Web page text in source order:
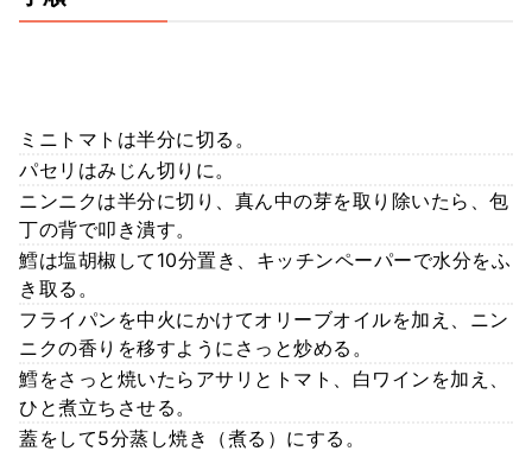
ミニトマトは半分に切る。
パセリはみじん切りに。
ニンニクは半分に切り、真ん中の芽を取り除いたら、包
丁の背で叩き潰す。
鱈は塩胡椒して10分置き、キッチンペーパーで水分をふ
き取る。
フライパンを中火にかけてオリーブオイルを加え、ニン
ニクの香りを移すようにさっと炒める。
鱈をさっと焼いたらアサリとトマト、白ワインを加え、
ひと煮立ちさせる。
蓋をして5分蒸し焼き（煮る）にする。